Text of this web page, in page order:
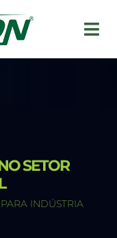
SETOR
INDÚSTRIA